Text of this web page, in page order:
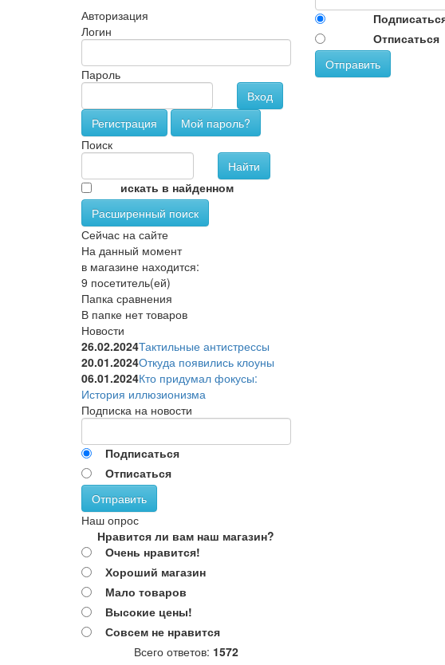
Авторизация
Логин
Пароль
Вход
Регистрация
Мой пароль?
Поиск
искать в найденном
Расширенный поиск
Сейчас на сайте
На данный момент
в магазине находится:
9 посетитель(ей)
Папка сравнения
В папке нет товаров
Новости
26.02.2024Тактильные антистрессы
20.01.2024Откуда появились клоуны
06.01.2024Кто придумал фокусы:
История иллюзионизма
Подписка на новости
Подписаться
Отписаться
Отправить
Наш опрос
Нравится ли вам наш магазин?
Очень нравится!
Хороший магазин
Мало товаров
Высокие цены!
Совсем не нравится
Всего ответов: 1572
Отписаться
Отправить